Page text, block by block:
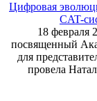
Цифровая
CAT-
18 февраля
посвященный
для
провела